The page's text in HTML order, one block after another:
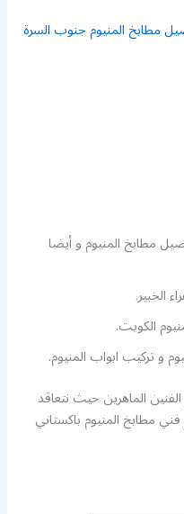
مطابخ المنيوم جنوب السرة
مطابخ المنيوم و أيضا
الخبير.
الكويت.
و تركيب ابواب المنيوم.
الماهرين حيث نتعاقد
مطابخ المنيوم باكستاني